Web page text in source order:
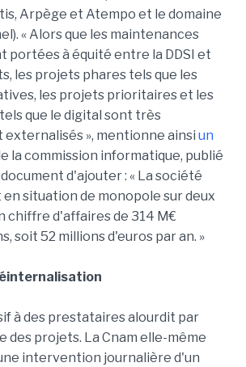
Arpège et Atempo et le domaine
« Alors que les maintenances
portées à équité entre la DDSI et
les projets phares tels que les
les projets prioritaires et les
que le digital sont très
», mentionne ainsi un
la commission informatique, publié
document d'ajouter : « La société
situation de monopole sur deux
chiffre d'affaires de 314 M€
soit 52 millions d'euros par an. »
à des prestataires alourdit par
des projets. La Cnam elle-même
intervention journalière d'un